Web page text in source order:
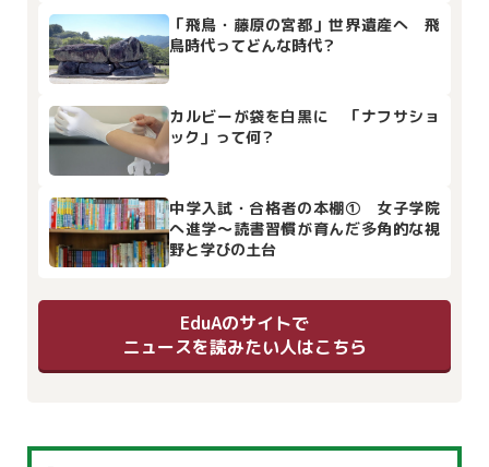
「飛鳥・藤原の宮都」世界遺産へ 飛
鳥時代ってどんな時代？
カルビーが袋を白黒に 「ナフサショ
ック」って何？
中学入試・合格者の本棚① 女子学院
へ進学～読書習慣が育んだ多角的な視
野と学びの土台
EduAのサイトで
ニュースを読みたい人はこちら